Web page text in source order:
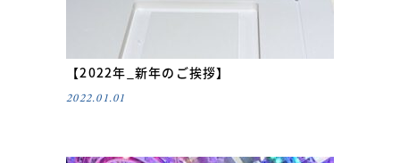
【2022年_新年のご挨拶】
2022.01.01